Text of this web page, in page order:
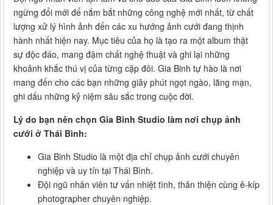
ngừng đổi mới để nắm bắt những công nghệ mới nhất, từ chất
lượng xử lý hình ảnh đến các xu hướng ảnh cưới đang thịnh
hành nhất hiện nay. Mục tiêu của họ là tạo ra một album thật
sự độc đáo, mang đậm chất nghệ thuật và ghi lại những
khoảnh khắc thú vị của từng cặp đôi. Gia Binh tự hào là nơi
mang đến cho các bạn những giây phút ngọt ngào, lãng mạn,
ghi dấu những kỷ niệm sâu sắc trong cuộc đời.
Lý do bạn nên chọn Gia Binh Studio làm nơi chụp ảnh
cưới ở Thái Bình:
Gia Binh Studio là một địa chỉ chụp ảnh cưới chuyên
nghiệp và uy tín tại Thái Bình.
Đội ngũ nhân viên tư vấn nhiệt tình, thân thiện cùng ê-kíp
photographer chuyên nghiệp.